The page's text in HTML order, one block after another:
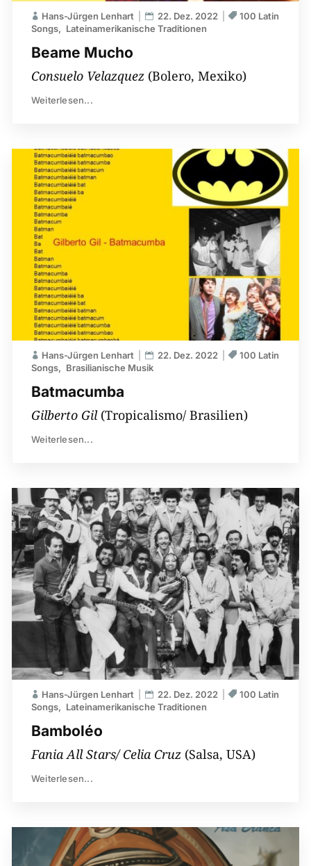
Beame Mucho
Hans-Jürgen Lenhart 22. Dez. 2022
100 Latin
Songs
Lateinamerikanische Traditionen
Consuelo Velazquez (Bolero, Mexiko)
Weiterlesen...
Batmacumba
Hans-Jürgen Lenhart 22. Dez. 2022
100 Latin
Songs
Brasilianische Musik
Gilberto Gil (Tropicalismo/ Brasilien)
Weiterlesen...
Bamboléo
Hans-Jürgen Lenhart 22. Dez. 2022
100 Latin
Songs
Lateinamerikanische Traditionen
Fania All Stars/ Celia Cruz (Salsa, USA)
Weiterlesen...